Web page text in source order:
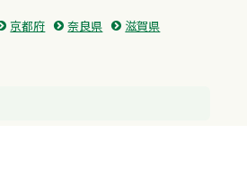
京都府 奈良県
滋賀県